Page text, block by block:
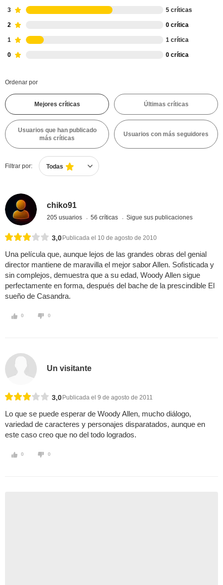
3 5 críticas
2 0 crítica
1 1 crítica
0 0 crítica
Ordenar por
Mejores críticas Últimas críticas
Usuarios que han publicado
más críticas
Usuarios con más seguidores
Filtrar por: Todas
chiko91
205 usuarios 56 críticas Sigue sus publicaciones
3,0 Publicada el 10 de agosto de 2010
Una película que, aunque lejos de las grandes obras del genial
director mantiene de maravilla el mejor sabor Allen. Sofisticada y
sin complejos, demuestra que a su edad, Woody Allen sigue
perfectamente en forma, después del bache de la prescindible El
sueño de Casandra.
0 0
Un visitante
3,0 Publicada el 9 de agosto de 2011
Lo que se puede esperar de Woody Allen, mucho diálogo,
variedad de caracteres y personajes disparatados, aunque en
este caso creo que no del todo logrados.
0 0